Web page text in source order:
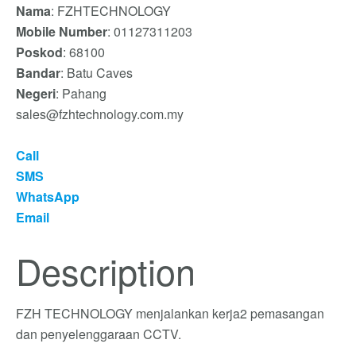
Nama: FZHTECHNOLOGY
Mobile Number: 01127311203
Poskod: 68100
Bandar: Batu Caves
Negeri: Pahang
sales@fzhtechnology.com.my
Call
SMS
WhatsApp
Email
Description
FZH TECHNOLOGY menjalankan kerja2 pemasangan
dan penyelenggaraan CCTV.